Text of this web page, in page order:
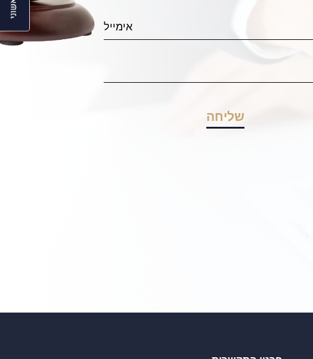
for my family, thus allowing me to
I highly recommend him for anyone going
Daniel F
על הכל !